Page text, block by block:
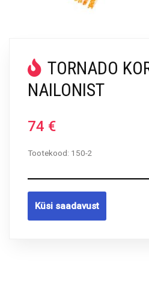
TORNADO
NAILONIST
74 €
Tootekood: 150-2
Küsi saadavust